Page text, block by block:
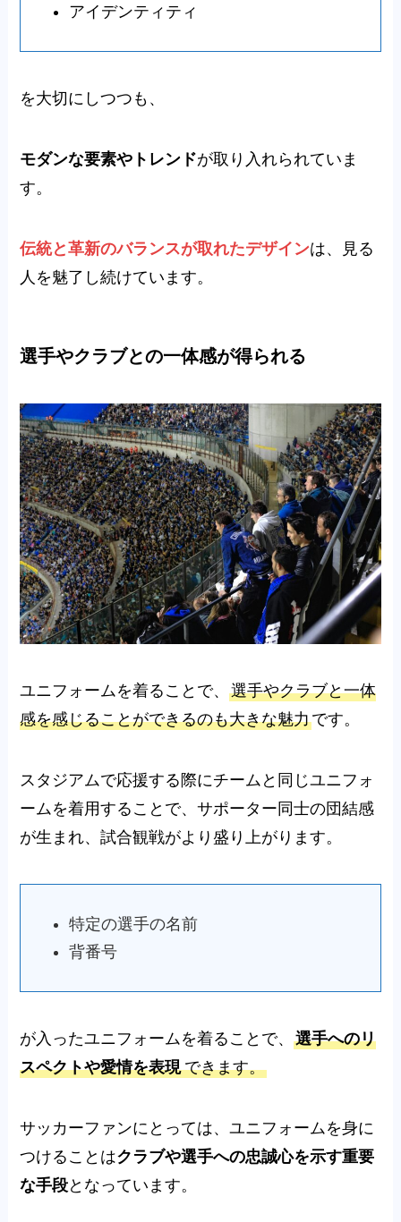
アイデンティティ
を大切にしつつも、
モダンな要素やトレンドが取り入れられていま
す。
伝統と革新のバランスが取れたデザインは、見る
人を魅了し続けています。
選手やクラブとの一体感が得られる
ユニフォームを着ることで、選手やクラブと一体
感を感じることができるのも大きな魅力です。
スタジアムで応援する際にチームと同じユニフォ
ームを着用することで、サポーター同士の団結感
が生まれ、試合観戦がより盛り上がります。
特定の選手の名前
背番号
が入ったユニフォームを着ることで、選手へのリ
スペクトや愛情を表現 できます。
サッカーファンにとっては、ユニフォームを身に
つけることはクラブや選手への忠誠心を示す重要
な手段となっています。